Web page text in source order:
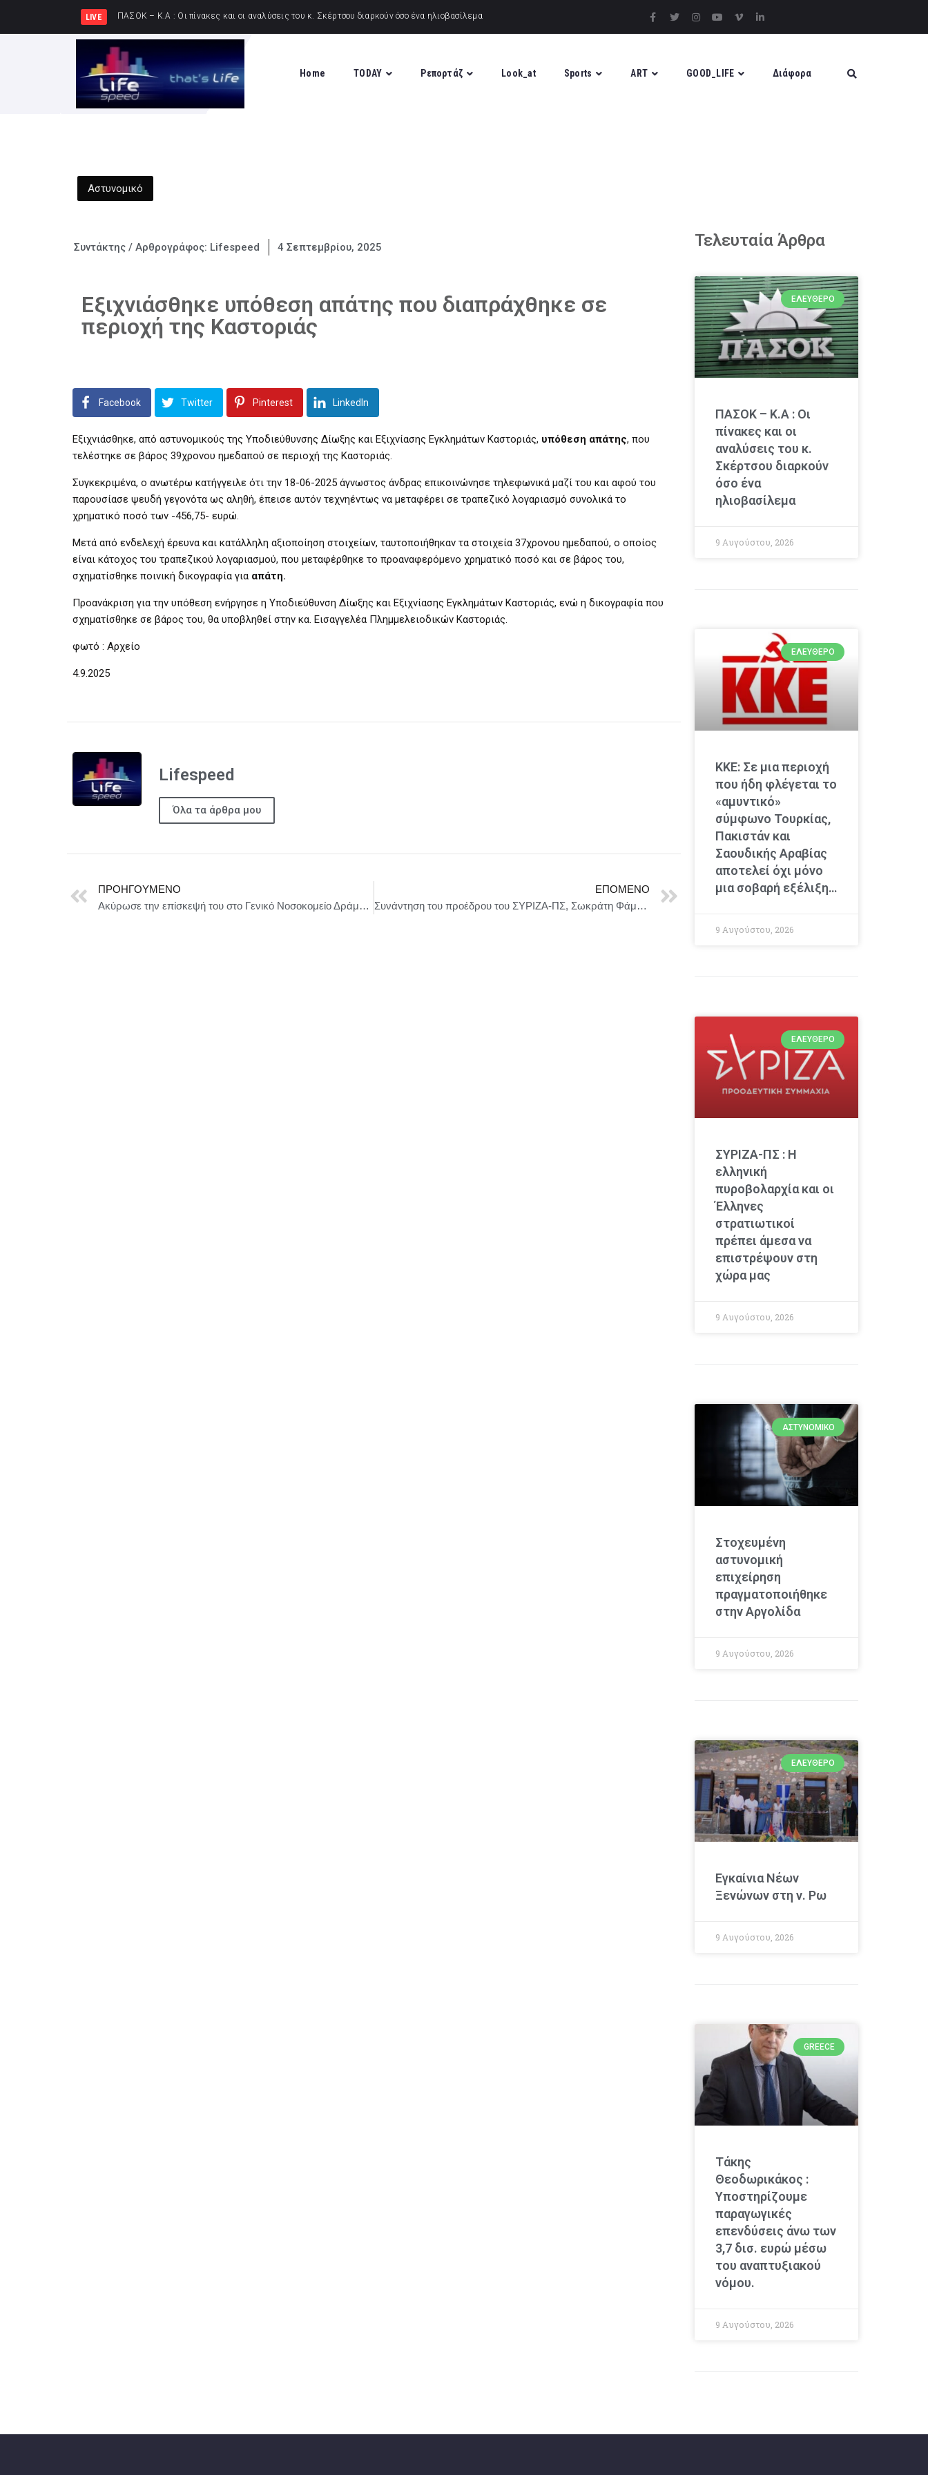
LIVE ΚΚΕ: Σε μι
Home TODAY Ρεπορτάζ Look_at Sports ART GOOD_LIFE Διάφορα
Αστυνομικό
Συντάκτης / Αρθρογράφος: Lifespeed 4 Σεπτεμβρίου, 2025
Εξιχνιάσθηκε υπόθεση απάτης που διαπράχθηκε σε
περιοχή της Καστοριάς
Facebook Twitter Pinterest LinkedIn
Εξιχνιάσθηκε, από αστυνομικούς της Υποδιεύθυνσης Δίωξης και Εξιχνίασης Εγκλημάτων Καστοριάς, υπόθεση απάτης, που
τελέστηκε σε βάρος 39χρονου ημεδαπού σε περιοχή της Καστοριάς.
Συγκεκριμένα, ο ανωτέρω κατήγγειλε ότι την 18-06-2025 άγνωστος άνδρας επικοινώνησε τηλεφωνικά μαζί του και αφού του
παρουσίασε ψευδή γεγονότα ως αληθή, έπεισε αυτόν τεχνηέντως να μεταφέρει σε τραπεζικό λογαριασμό συνολικά το
χρηματικό ποσό των -456,75- ευρώ.
Μετά από ενδελεχή έρευνα και κατάλληλη αξιοποίηση στοιχείων, ταυτοποιήθηκαν τα στοιχεία 37χρονου ημεδαπού, ο οποίος
είναι κάτοχος του τραπεζικού λογαριασμού, που μεταφέρθηκε το προαναφερόμενο χρηματικό ποσό και σε βάρος του,
σχηματίσθηκε ποινική δικογραφία για απάτη.
Προανάκριση για την υπόθεση ενήργησε η Υποδιεύθυνση Δίωξης και Εξιχνίασης Εγκλημάτων Καστοριάς, ενώ η δικογραφία που
σχηματίσθηκε σε βάρος του, θα υποβληθεί στην κα. Εισαγγελέα Πλημμελειοδικών Καστοριάς.
φωτό : Αρχείο
4.9.2025
Lifespeed
Όλα τα άρθρα μου
ΠΡΟΗΓΟΎΜΕΝΟ
Ακύρωσε την επίσκεψή του στο Γενικό Νοσοκομείο Δράμας ο Άδ. Γεωργιάδης
ΕΠΌΜΕΝΟ
Συνάντηση του προέδρου του ΣΥΡΙΖΑ-ΠΣ, Σωκράτη Φάμελλου με την ΕΣΕΕ
Τελευταία Άρθρα
ΕΛΕΎΘΕΡΟ
ΠΑΣΟΚ – Κ.Α : Οι
πίνακες και οι
αναλύσεις του κ.
Σκέρτσου διαρκούν
όσο ένα
ηλιοβασίλεμα
9 Αυγούστου, 2026
ΕΛΕΎΘΕΡΟ
ΚΚΕ: Σε μια περιοχή
που ήδη φλέγεται το
«αμυντικό»
σύμφωνο Τουρκίας,
Πακιστάν και
Σαουδικής Αραβίας
αποτελεί όχι μόνο
μια σοβαρή εξέλιξη…
9 Αυγούστου, 2026
ΕΛΕΎΘΕΡΟ
ΣΥΡΙΖΑ-ΠΣ : Η
ελληνική
πυροβολαρχία και οι
Έλληνες
στρατιωτικοί
πρέπει άμεσα να
επιστρέψουν στη
χώρα μας
9 Αυγούστου, 2026
ΑΣΤΥΝΟΜΙΚΌ
Στοχευμένη
αστυνομική
επιχείρηση
πραγματοποιήθηκε
στην Αργολίδα
9 Αυγούστου, 2026
ΕΛΕΎΘΕΡΟ
Εγκαίνια Νέων
Ξενώνων στη ν. Ρω
9 Αυγούστου, 2026
GREECE
Τάκης
Θεοδωρικάκος :
Υποστηρίζουμε
παραγωγικές
επενδύσεις άνω των
3,7 δισ. ευρώ μέσω
του αναπτυξιακού
νόμου.
9 Αυγούστου, 2026